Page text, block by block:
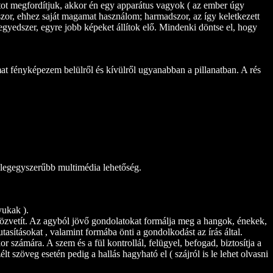
megfordítjuk, akkor én egy apparátus vagyok ( az ember úgy
ehhez saját magamat használom; harmadszor, az így keletkezett
egyre jobb képeket állítok elő. Mindenki döntse el, hogy
fényképezem belülről és kívülről ugyanabban a pillanatban. A rés
multimédia lehetőség.
).
Az agyból jövő gondolatokat formálja meg a hangok, énekek,
, valamint formába önti a gondolkodást az írás által.
számára. A szem és a fül kontrollál, felügyel, befogad, biztosítja a
szöveg esetén pedig a hallás hagyható el ( szájról is le lehet olvasni